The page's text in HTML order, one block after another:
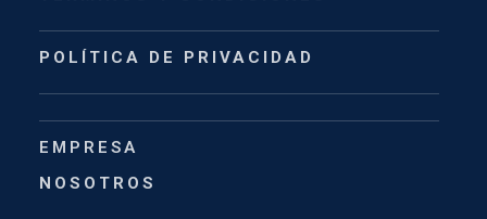
POLÍTICA DE PRIVACIDAD
EMPRESA
NOSOTROS